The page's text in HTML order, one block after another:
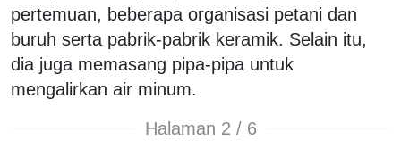
pertemuan, beberapa organisasi petani dan
buruh serta pabrik-pabrik keramik. Selain itu,
dia juga memasang pipa-pipa untuk
mengalirkan air minum.
Halaman 2 / 6